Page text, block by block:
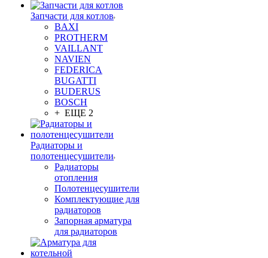
Запчасти для котлов
BAXI
PROTHERM
VAILLANT
NAVIEN
FEDERICA
BUGATTI
BUDERUS
BOSCH
+ ЕЩЕ 2
Радиаторы и
полотенцесушители
Радиаторы
отопления
Полотенцесушители
Комплектующие для
радиаторов
Запорная арматура
для радиаторов